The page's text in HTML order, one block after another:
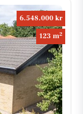
6.548.000 kr
123 m2